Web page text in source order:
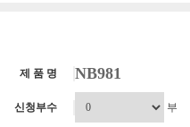
제 품 명 NB981
신청부수 부